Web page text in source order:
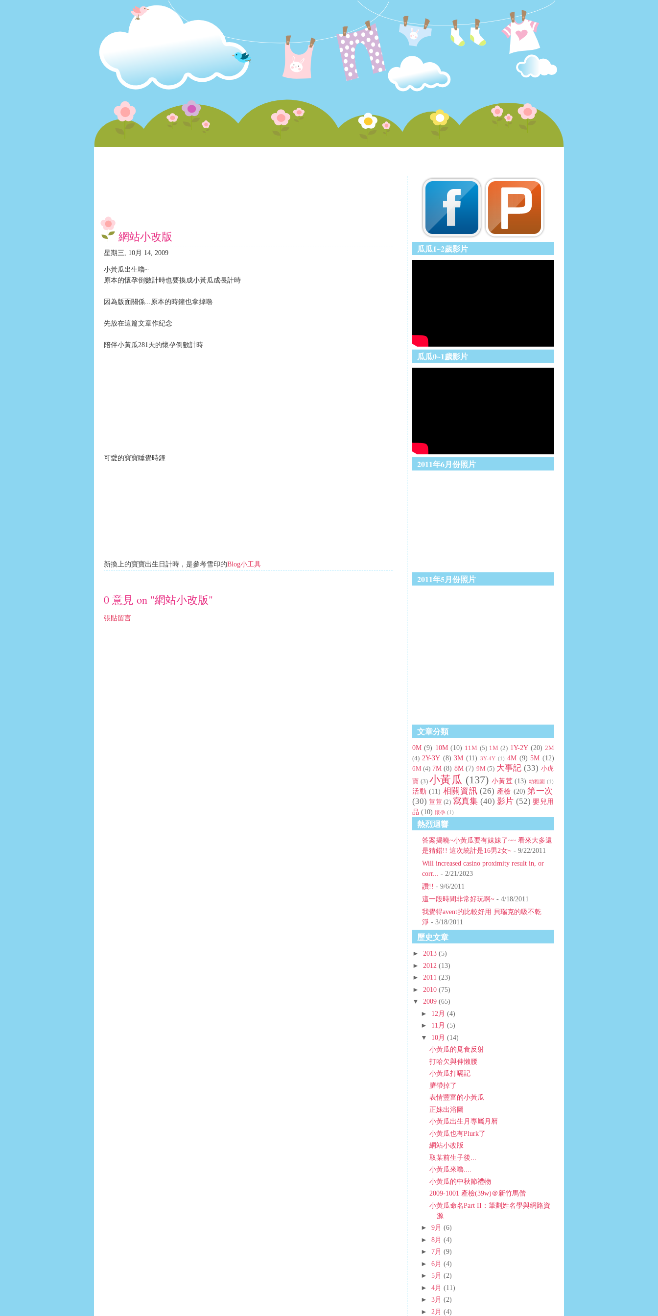
網站小改版
星期三, 10月 14, 2009
小黃瓜出生嚕~
原本的懷孕倒數計時也要換成小黃瓜成長計時
因為版面關係...原本的時鐘也拿掉嚕
先放在這篇文章作紀念
陪伴小黃瓜281天的懷孕倒數計時
可愛的寶寶睡覺時鐘
新換上的寶寶出生日計時，是參考雪印的Blog小工具
0 意見 on "網站小改版"
張貼留言
首
頁
瓜瓜1~2歲影片
瓜瓜0~1歲影片
2011年6月份照片
2011年5月份照片
文章分類
0M (9) 10M (10) 11M (5) 1M (2) 1Y-2Y (20) 2M
(4) 2Y-3Y (8) 3M (11) 3Y-4Y (1) 4M (9) 5M (12)
6M (4) 7M (8) 8M (7) 9M (5) 大事記 (33) 小虎
寶 (3) 小黃瓜 (137) 小黃荳 (13) 幼稚園 (1)
活動 (11) 相關資訊 (26) 產檢 (20) 第一次
(30) 荳荳 (2) 寫真集 (40) 影片 (52) 嬰兒用
品 (10) 懷孕 (1)
熱烈迴響
答案揭曉~小黃瓜要有妹妹了~~ 看來大多還
是猜錯!! 這次統計是16男2女~ - 9/22/2011
Will increased casino proximity result in, or
corr... - 2/21/2023
讚!! - 9/6/2011
這一段時間非常好玩啊~ - 4/18/2011
我覺得avent的比較好用 貝瑞克的吸不乾
淨 - 3/18/2011
歷史文章
► 2013 (5)
► 2012 (13)
► 2011 (23)
► 2010 (75)
▼ 2009 (65)
► 12月 (4)
► 11月 (5)
▼ 10月 (14)
小黃瓜的覓食反射
打哈欠與伸懶腰
小黃瓜打嗝記
臍帶掉了
表情豐富的小黃瓜
正妹出浴圖
小黃瓜出生月專屬月曆
小黃瓜也有Plurk了
網站小改版
取某前生子後...
小黃瓜來嚕....
小黃瓜的中秋節禮物
2009-1001 產檢(39w)＠新竹馬偕
小黃瓜命名Part II：筆劃姓名學與網路資
源
► 9月 (6)
► 8月 (4)
► 7月 (9)
► 6月 (4)
► 5月 (2)
► 4月 (11)
► 3月 (2)
► 2月 (4)